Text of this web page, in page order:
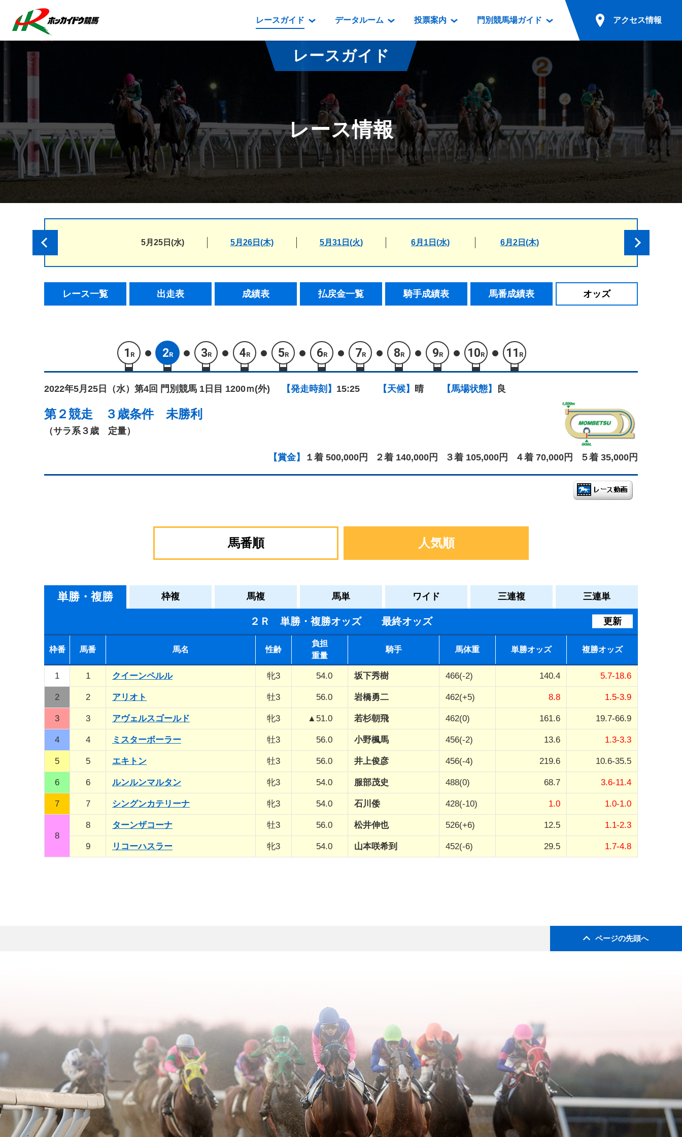
レースガイド
レース情報
払戻金一覧
騎手成績表
馬番成績表
オッズ
番組・級別表ダウンロード
開催カレンダー
重賞競走体系図
スタリオンシリーズ競走
道内の発売情報(PDF)
データルーム
データルーム
騎手・調教師紹介
坂路調教映像
遠征馬情報
番組編成要領
映像コンテンツ
重賞競走VTR
重賞競走参考VTR
レースダイジェスト
新馬ダイジェスト
投票案内
電話・インターネット投票
場外発売所
実況・テレホンサービス
発売・払戻
門別競馬場ガイド
門別競馬場情報
門別競馬場グルメ
とねっこジンギスカン
いずみ食堂
ルンビニフードカフェ
勝馬屋
アクセス情報
無料送迎バスでのご来場
公共の交通機関でのご来場
レースガイド
レース情報
5月25日(水) 5月26日(木) 5月31日(火) 6月1日(水) 6月2日(木)
レース一覧 出走表 成績表 払戻金一覧 騎手成績表 馬番成績表 オッズ
1 R 2R 3R 4R 5R 6R 7R 8R 9R 10R 11 R
2022年5月25日（水） 第4回 門別競馬 1日目 1200ｍ(外) 【発走時刻】 15:25 【天候】 晴 【馬場状態】 良
第２競走 ３歳条件 未勝利
（サラ系３歳 定量）
【賞金】 １着 500,000円 ２着 140,000円 ３着 105,000円 ４着 70,000円 ５着 35,000円
馬番順 人気順
単勝・複勝 枠複 馬複 馬単 ワイド 三連複 三連単
２Ｒ 単勝・複勝オッズ 最終オッズ 更新
枠番 馬番 馬名 性齢
負担
重量
騎手 馬体重 単勝オッズ 複勝オッズ
1 1 クイーンペルル 牝3 54.0 坂下秀樹 466(-2) 140.4 5.7-18.6
2 2 アリオト 牡3 56.0 岩橋勇二 462(+5) 8.8 1.5-3.9
3 3 アヴェルスゴールド 牝3 ▲51.0 若杉朝飛 462(0) 161.6 19.7-66.9
4 4 ミスターボーラー 牡3 56.0 小野楓馬 456(-2) 13.6 1.3-3.3
5 5 エキトン 牡3 56.0 井上俊彦 456(-4) 219.6 10.6-35.5
6 6 ルンルンマルタン 牝3 54.0 服部茂史 488(0) 68.7 3.6-11.4
7 7 シングンカテリーナ 牝3 54.0 石川倭 428(-10) 1.0 1.0-1.0
8
8 ターンザコーナ 牡3 56.0 松井伸也 526(+6) 12.5 1.1-2.3
9 リコーハスラー 牝3 54.0 山本咲希到 452(-6) 29.5 1.7-4.8
ページの先頭へ